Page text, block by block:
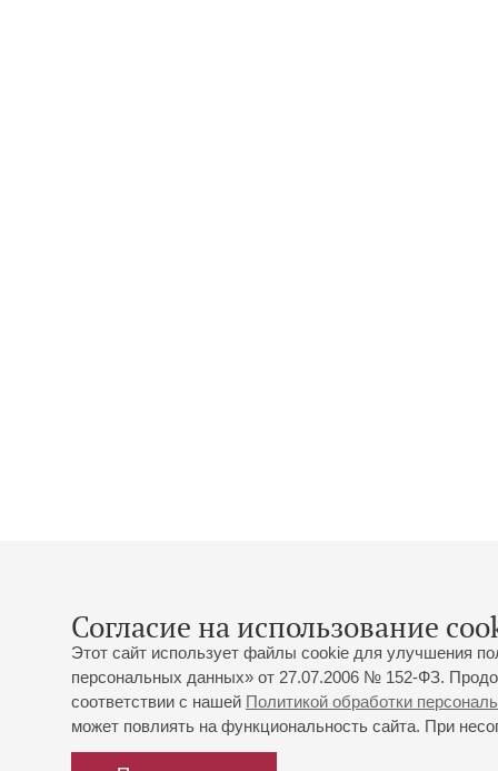
Согласие на использование
Этот сайт использует файлы cookie для улучшения
персональных данных» от 27.07.2006 № 152-ФЗ.
соответствии с нашей Политикой обработки
может повлиять на функциональность сайта. При